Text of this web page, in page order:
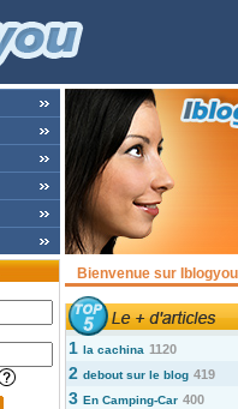
Bienvenue sur
1 la cachina 1120
2 debout sur le blog 419
3 En Camping-Car 400